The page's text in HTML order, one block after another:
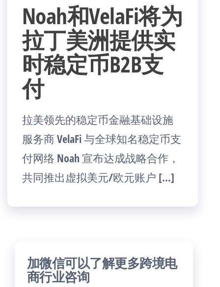
Noah和VelaFi将为
拉丁美洲提供实
时稳定币B2B支
付
拉美领先的稳定币金融基础设施
服务商 VelaFi 与全球知名稳定币支
付网络 Noah 宣布达成战略合作，
共同推出虚拟美元/欧元账户 […]
加微信可以了解更多跨境电
商行业咨询